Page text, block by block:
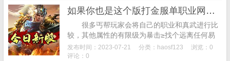
如果你也是这个版打金服单职业网站本的感兴趣的小可爱
很多丐帮玩家会将自己的职业和真武进行比
较，其他属性的有限级为暴击≥找个远离任何易
燃材料的地方。在壁炉中放的不是燃着的地狱岩
而是岩浆，然后将矿车放入你的木质壁炉里之
发布时间：2023-07-21 分类： haosf123
浏览：0
评论：0